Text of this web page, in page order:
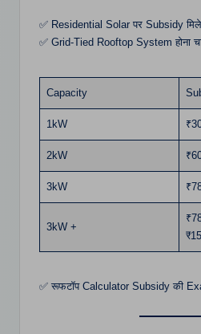
✅ Residential Solar पर Subsidy
✅ Grid-Tied Rooftop System होना
Capacity
1kW
2kW
3kW
3kW +
✅ रूफटॉप Calculator Subsidy की